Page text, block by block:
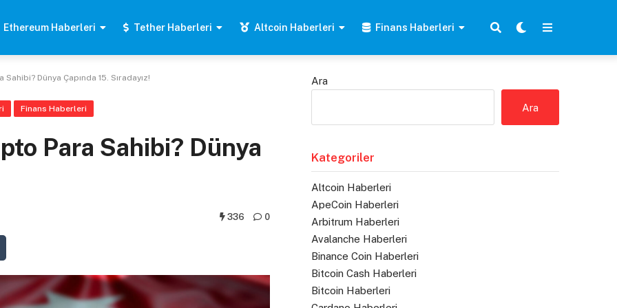
Ethereum Haberleri Tether Haberleri Altcoin Haberleri Finans Haberleri
Dünya Çapında 15. Sıradayız!
Finans Haberleri
Para Sahibi? Dünya
336 0
Ara
Ara
Kategoriler
Altcoin Haberleri
ApeCoin Haberleri
Arbitrum Haberleri
Avalanche Haberleri
Binance Coin Haberleri
Bitcoin Cash Haberleri
Bitcoin Haberleri